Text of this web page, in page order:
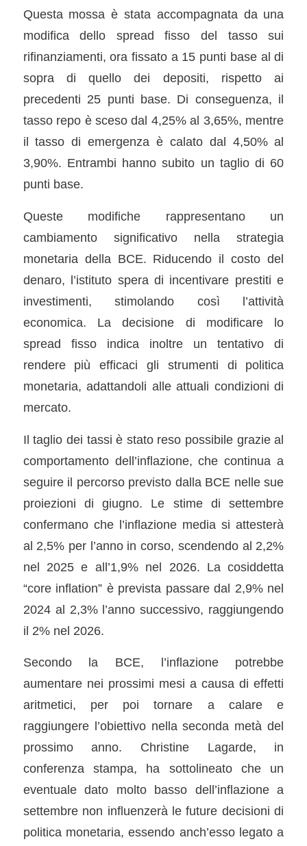
Questa mossa è stata accompagnata da una
modifica dello spread fisso del tasso sui
rifinanziamenti, ora fissato a 15 punti base al di
sopra di quello dei depositi, rispetto ai
precedenti 25 punti base. Di conseguenza, il
tasso repo è sceso dal 4,25% al 3,65%, mentre
il tasso di emergenza è calato dal 4,50% al
3,90%. Entrambi hanno subito un taglio di 60
punti base.
Queste modifiche rappresentano un
cambiamento significativo nella strategia
monetaria della BCE. Riducendo il costo del
denaro, l’istituto spera di incentivare prestiti e
investimenti, stimolando così l’attività
economica. La decisione di modificare lo
spread fisso indica inoltre un tentativo di
rendere più efficaci gli strumenti di politica
monetaria, adattandoli alle attuali condizioni di
mercato.
Il taglio dei tassi è stato reso possibile grazie al
comportamento dell’inflazione, che continua a
seguire il percorso previsto dalla BCE nelle sue
proiezioni di giugno. Le stime di settembre
confermano che l’inflazione media si attesterà
al 2,5% per l’anno in corso, scendendo al 2,2%
nel 2025 e all’1,9% nel 2026. La cosiddetta
“core inflation” è prevista passare dal 2,9% nel
2024 al 2,3% l’anno successivo, raggiungendo
il 2% nel 2026.
Secondo la BCE, l’inflazione potrebbe
aumentare nei prossimi mesi a causa di effetti
aritmetici, per poi tornare a calare e
raggiungere l’obiettivo nella seconda metà del
prossimo anno. Christine Lagarde, in
conferenza stampa, ha sottolineato che un
eventuale dato molto basso dell’inflazione a
settembre non influenzerà le future decisioni di
politica monetaria, essendo anch’esso legato a